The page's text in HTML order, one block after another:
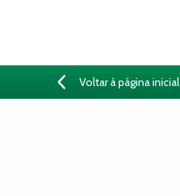
Voltar à página inicial